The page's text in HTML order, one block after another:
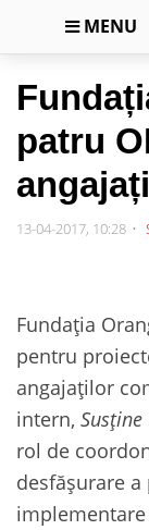
MENU
patru
angajați
13-04-2017, 10:28
Fundația
pentru
angajaţilor
intern, Susţine
rol de
desfăşurare